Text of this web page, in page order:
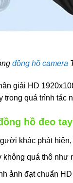
đồng hồ camera
giải HD
quá trình tác
hồ đeo tay
khác phát hiện,
quá thô như
ảnh đạt chuẩn